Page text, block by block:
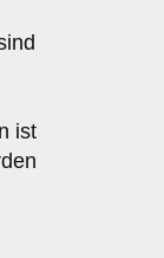
ist